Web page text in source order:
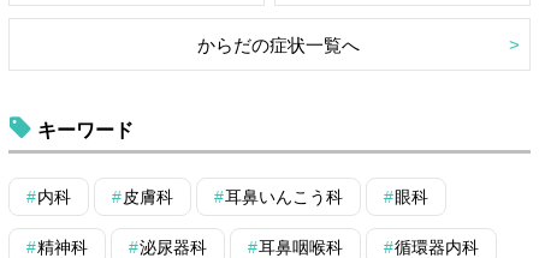
からだの症状一覧へ
キーワード
内科 皮膚科 耳鼻いんこう科 眼科
精神科 泌尿器科 耳鼻咽喉科 循環器内科